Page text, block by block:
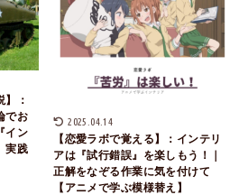
】：
でお
イン
実践
2025.04.14
【恋愛ラボで覚える】：インテリ
アは『試行錯誤』を楽しもう！｜
正解をなぞる作業に気を付けて
【アニメで学ぶ模様替え】